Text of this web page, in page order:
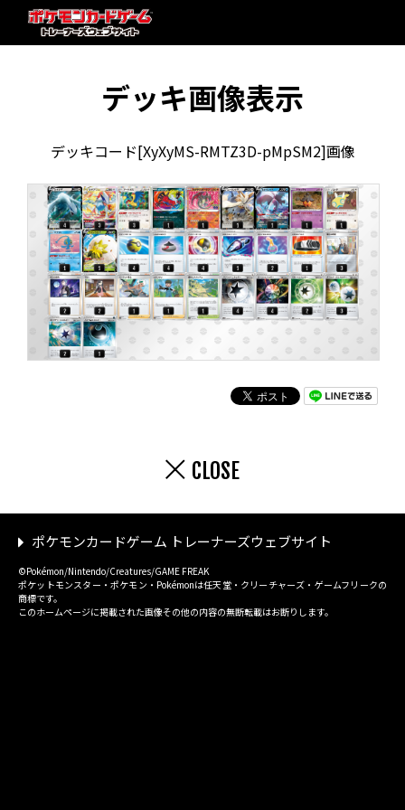
デッキ画像表示
デッキコード[XyXyMS-RMTZ3D-pMpSM2]画像
CLOSE
ポケモンカードゲーム トレーナーズウェブサイト
©Pokémon/Nintendo/Creatures/GAME FREAK
ポケットモンスター・ポケモン・Pokémonは任天堂・クリーチャーズ・ゲームフリークの
商標です。
このホームページに掲載された画像その他の内容の無断転載はお断りします。